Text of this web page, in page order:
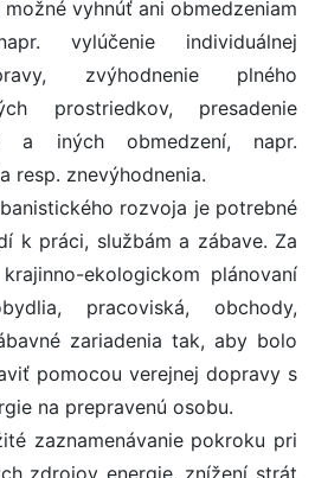
vyhnúť ani obmedzeniam
vylúčenie individuálnej
zvýhodnenie plného
prostriedkov, presadenie
a iných obmedzení, napr.
resp. znevýhodnenia.
rozvoja je potrebné
k práci, službám a zábave. Za
ekologickom plánovaní
pracoviská, obchody,
zariadenia tak, aby bolo
pomocou verejnej dopravy s
na prepravenú osobu.
zaznamenávanie pokroku pri